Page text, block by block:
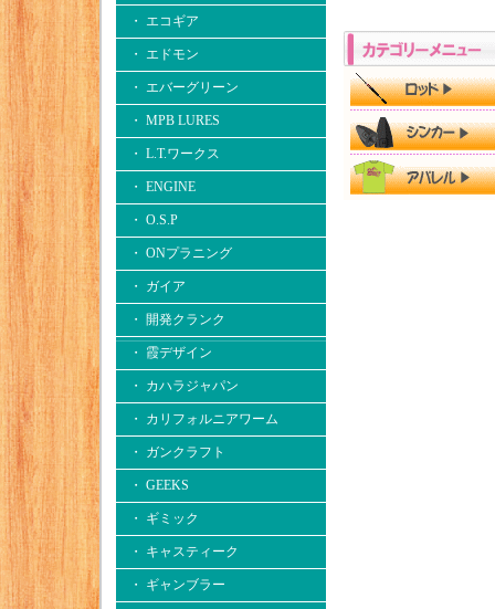
・ エコギア
・ エドモン
・ エバーグリーン
・ MPB LURES
・ L.T.ワークス
・ ENGINE
・ O.S.P
・ ONプラニング
・ ガイア
・ 開発クランク
・ 霞デザイン
・ カハラジャパン
・ カリフォルニアワーム
・ ガンクラフト
・ GEEKS
・ ギミック
・ キャスティーク
・ ギャンブラー